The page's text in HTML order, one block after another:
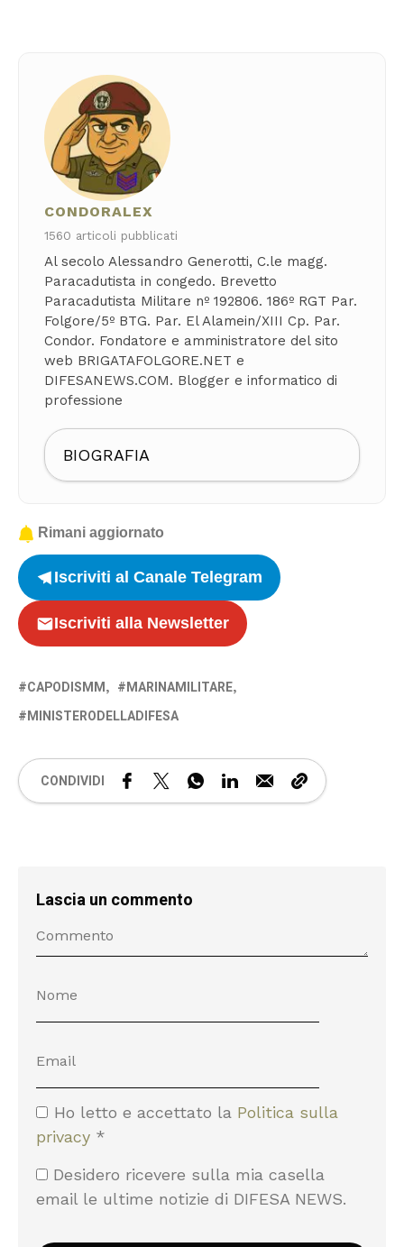
CONDORALEX
1560 articoli pubblicati
Al secolo Alessandro Generotti, C.le magg.
Paracadutista in congedo. Brevetto
Paracadutista Militare nº 192806. 186º RGT Par.
Folgore/5º BTG. Par. El Alamein/XIII Cp. Par.
Condor. Fondatore e amministratore del sito
web BRIGATAFOLGORE.NET e
DIFESANEWS.COM. Blogger e informatico di
professione
BIOGRAFIA
Rimani aggiornato
Iscriviti al Canale Telegram
Iscriviti alla Newsletter
CAPODISMM
MARINAMILITARE
MINISTERODELLADIFESA
CONDIVIDI
Lascia un commento
Ho letto e accettato la Politica sulla
privacy *
Desidero ricevere sulla mia casella
email le ultime notizie di DIFESA NEWS.